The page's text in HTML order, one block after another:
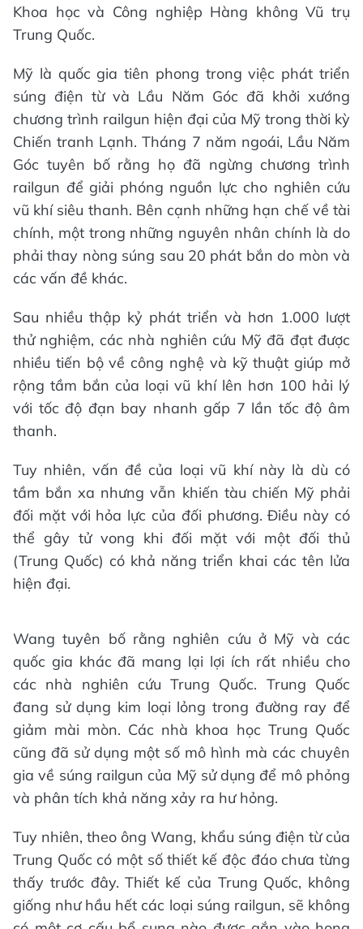
Khoa học và Công nghiệp Hàng không Vũ trụ
Trung Quốc.
Mỹ là quốc gia tiên phong trong việc phát triển
súng điện từ và Lầu Năm Góc đã khởi xướng
chương trình railgun hiện đại của Mỹ trong thời kỳ
Chiến tranh Lạnh. Tháng 7 năm ngoái, Lầu Năm
Góc tuyên bố rằng họ đã ngừng chương trình
railgun để giải phóng nguồn lực cho nghiên cứu
vũ khí siêu thanh. Bên cạnh những hạn chế về tài
chính, một trong những nguyên nhân chính là do
phải thay nòng súng sau 20 phát bắn do mòn và
các vấn đề khác.
Sau nhiều thập kỷ phát triển và hơn 1.000 lượt
thử nghiệm, các nhà nghiên cứu Mỹ đã đạt được
nhiều tiến bộ về công nghệ và kỹ thuật giúp mở
rộng tầm bắn của loại vũ khí lên hơn 100 hải lý
với tốc độ đạn bay nhanh gấp 7 lần tốc độ âm
thanh.
Tuy nhiên, vấn đề của loại vũ khí này là dù có
tầm bắn xa nhưng vẫn khiến tàu chiến Mỹ phải
đối mặt với hỏa lực của đối phương. Điều này có
thể gây tử vong khi đối mặt với một đối thủ
(Trung Quốc) có khả năng triển khai các tên lửa
hiện đại.
Wang tuyên bố rằng nghiên cứu ở Mỹ và các
quốc gia khác đã mang lại lợi ích rất nhiều cho
các nhà nghiên cứu Trung Quốc. Trung Quốc
đang sử dụng kim loại lỏng trong đường ray để
giảm mài mòn. Các nhà khoa học Trung Quốc
cũng đã sử dụng một số mô hình mà các chuyên
gia về súng railgun của Mỹ sử dụng để mô phỏng
và phân tích khả năng xảy ra hư hỏng.
Tuy nhiên, theo ông Wang, khẩu súng điện từ của
Trung Quốc có một số thiết kế độc đáo chưa từng
thấy trước đây. Thiết kế của Trung Quốc, không
giống như hầu hết các loại súng railgun, sẽ không